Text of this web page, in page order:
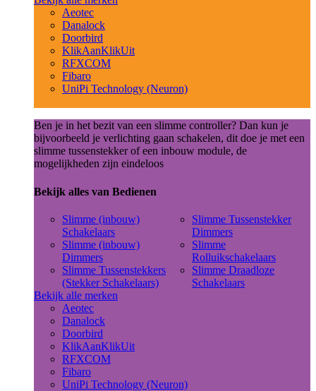
Aeotec
Danalock
Doorbird
KlikAanKlikUit
RFXCOM
Fibaro
UniPi Technology (Neuron)
Ben je in het bezit van een slimme controller? Dan kun je
bijvoorbeeld je verlichting gaan schakelen, dit doe je met een
slimme tussenstekker of een inbouw module, de
mogelijkheden zijn eindeloos
Bekijk alles van Bedienen
Slimme (inbouw)
Schakelaars
Slimme (inbouw)
Dimmers
Slimme Tussenstekkers
(Stekker Schakelaars)
Slimme Tussenstekker
Dimmers
Slimme
Rolluikschakelaars
Slimme Draadloze
Schakelaars
Bekijk alle merken
Aeotec
Danalock
Doorbird
KlikAanKlikUit
RFXCOM
Fibaro
UniPi Technology (Neuron)